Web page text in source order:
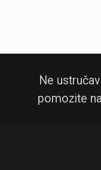
Ne
pomozite